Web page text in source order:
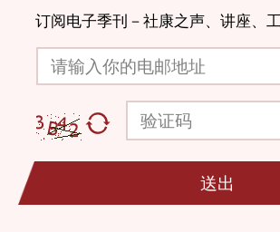
订阅电子季刊－社康之声、讲座、
请输入你的电邮地址
验证码
送出